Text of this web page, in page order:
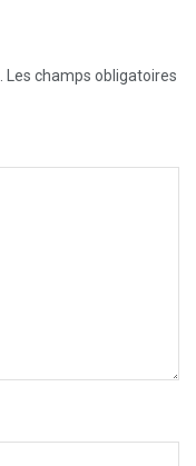
Les champs obligatoires